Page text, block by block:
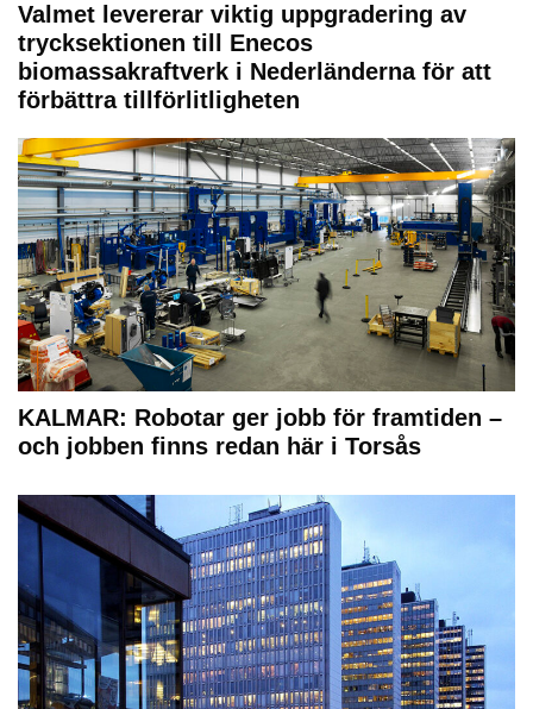
Valmet levererar viktig uppgradering av
trycksektionen till Enecos
biomassakraftverk i Nederländerna för att
förbättra tillförlitligheten
KALMAR: Robotar ger jobb för framtiden –
och jobben finns redan här i Torsås